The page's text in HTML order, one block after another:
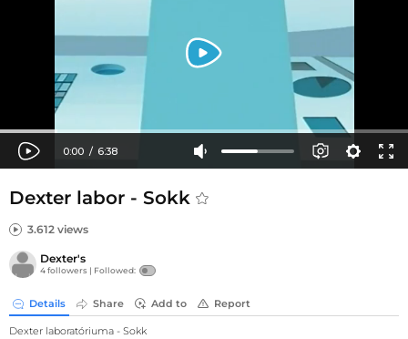
Dexter labor - Sokk
3.612 views
Dexter's
4 followers | Followed:
Details Share Add to Report
Dexter laboratóriuma - Sokk